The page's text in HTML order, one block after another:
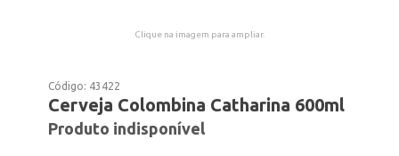
Clique na imagem para ampliar.
Código: 43422
Cerveja Colombina Catharina 600ml
Produto indisponível